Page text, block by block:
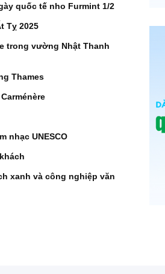
quốc tế nho Furmint 1/2
Tỵ 2025
trong vường Nhật Thanh
Thames
nhạc UNESCO
xanh và công nghiệp văn